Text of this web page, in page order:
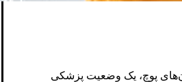
پوچ، یک وضعیت پزشکی